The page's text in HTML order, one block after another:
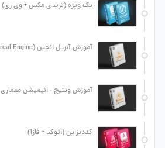
پک ویژه (تریدی مکس + وی ری)
آموزش آنریل انجین (Unreal Engine)
آموزش ونتیج - انیمیشن معماری
کددیزاین (اتوکد + فاز1)